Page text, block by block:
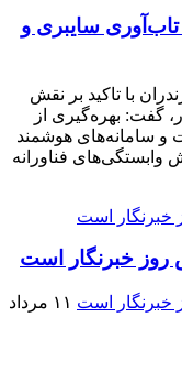
سایبری و
با تاکید بر نقش
گفت: بهره‌گیری از
و سامانه‌های هوشمند
وابستگی‌های فناورانه
خبرنگار است
۱۱ مرداد